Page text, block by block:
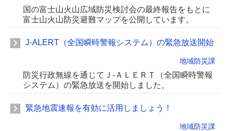
国の富士山火山広域防災検討会の最終報告をもとに
富士山火山防災避難マップを公開しています。
J-ALERT（全国瞬時警報システム）の緊急放送開始
地域防災課
防災行政無線を通じてＪ-ＡＬＥＲＴ（全国瞬時警報
システム）の緊急放送を開始しました。
緊急地震速報を有効に活用しましょう！
地域防災課